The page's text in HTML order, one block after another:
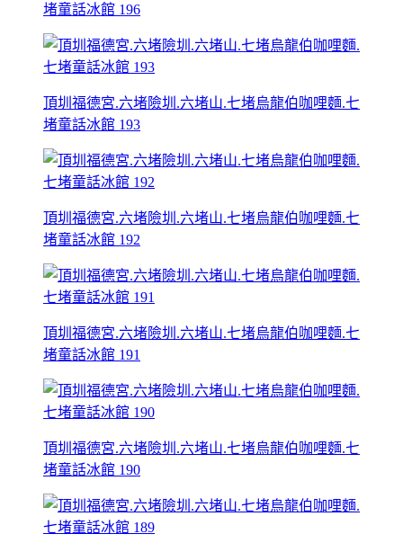
堵童話冰館 196
頂圳福德宮.六堵險圳.六堵山.七堵烏龍伯咖哩麵.七
堵童話冰館 193
頂圳福德宮.六堵險圳.六堵山.七堵烏龍伯咖哩麵.七
堵童話冰館 192
頂圳福德宮.六堵險圳.六堵山.七堵烏龍伯咖哩麵.七
堵童話冰館 191
頂圳福德宮.六堵險圳.六堵山.七堵烏龍伯咖哩麵.七
堵童話冰館 190